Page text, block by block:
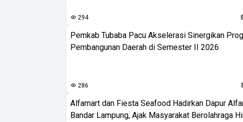
294
Pemkab Tubaba Pacu Akselerasi Sinergikan
Pembangunan Daerah di Semester II 2026
286
Alfamart dan Fiesta Seafood Hadirkan Dapur
Bandar Lampung, Ajak Masyarakat Berolahraga